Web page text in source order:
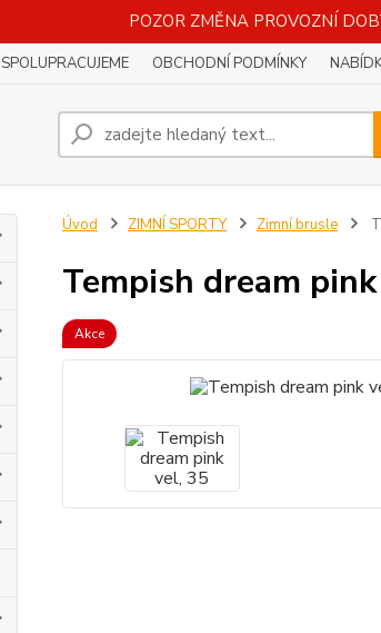
POZOR ZMĚNA PROVOZNÍ
SPOLUPRACUJEME OBCHODNÍ PODMÍNKY
Úvod ZIMNÍ SPORTY Zimní brusle
Tempish dream
Akce